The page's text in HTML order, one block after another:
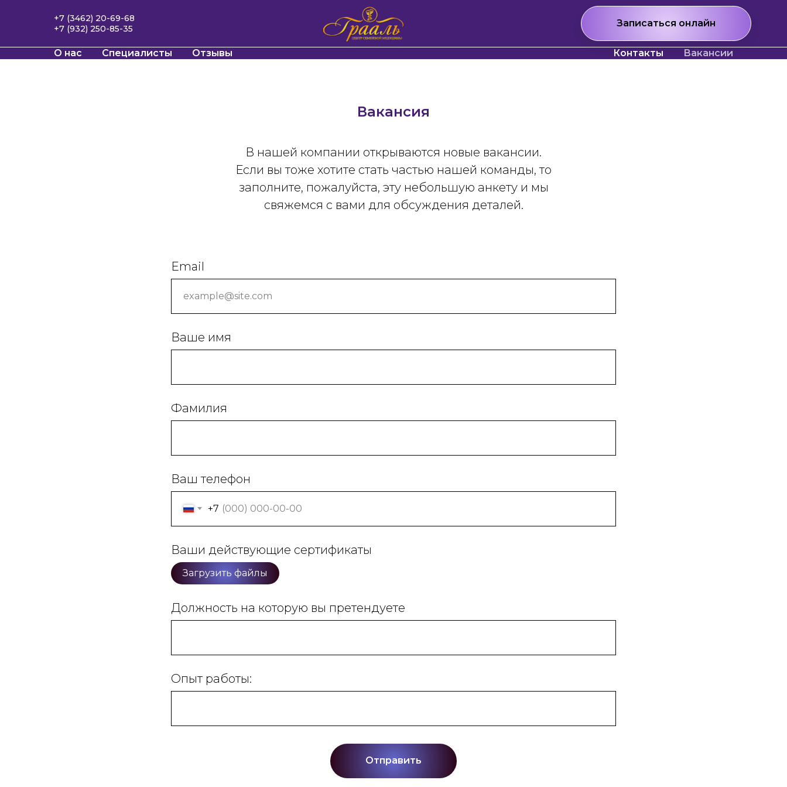
+7 (3462) 20-69-68
+7 (932) 250-85-35
Записаться онлайн
О нас Специалисты Отзывы Контакты Вакансии
Вакансия
В нашей компании открываются новые вакансии.
Если вы тоже хотите стать частью нашей команды, то
заполните, пожалуйста, эту небольшую анкету и мы
свяжемся с вами для обсуждения деталей.
Email
Ваше имя
Фамилия
Ваш телефон
+7
Ваши действующие сертификаты
Загрузить файлы
Должность на которую вы претендуете
Опыт работы:
Отправить